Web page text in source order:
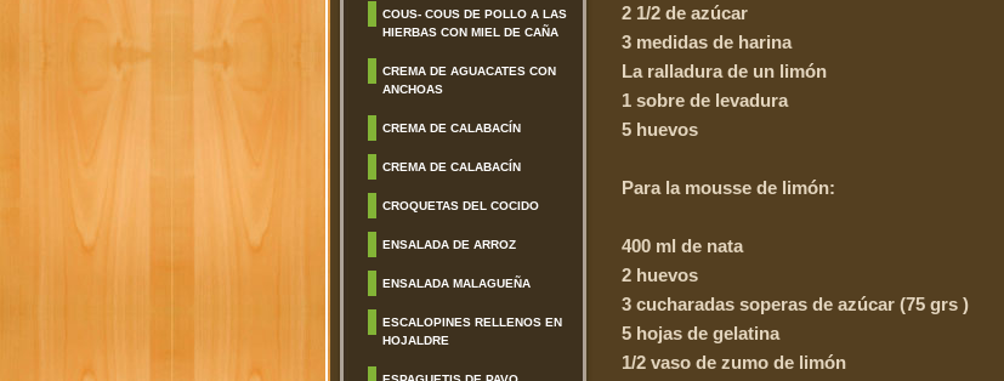
COUS- COUS DE POLLO A LAS
HIERBAS CON MIEL DE CAÑA
CREMA DE AGUACATES CON
ANCHOAS
CREMA DE CALABACÍN
CREMA DE CALABACÍN
CROQUETAS DEL COCIDO
ENSALADA DE ARROZ
ENSALADA MALAGUEÑA
ESCALOPINES RELLENOS EN
HOJALDRE
2 1/2 de azúcar
3 medidas de harina
La ralladura de un limón
1 sobre de levadura
5 huevos
Para la mousse de limón:
400 ml de nata
2 huevos
3 cucharadas soperas de azúcar (75 grs )
5 hojas de gelatina
1/2 vaso de zumo de limón